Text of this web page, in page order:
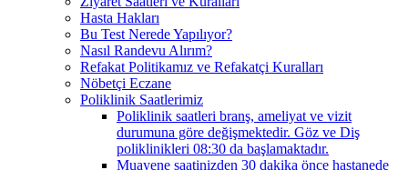
Hasta Hakları
Bu Test Nerede Yapılıyor?
Nasıl Randevu Alırım?
Refakat Politikamız ve Refakatçi Kuralları
Nöbetçi Eczane
Poliklinik Saatlerimiz
Poliklinik saatleri branş, ameliyat ve vizit
durumuna göre değişmektedir. Göz ve Diş
poliklinikleri 08:30 da başlamaktadır.
Muayene saatinizden 30 dakika önce hastanede